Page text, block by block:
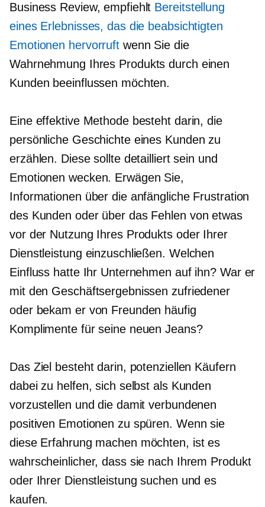
Business Review, empfiehlt Bereitstellung
eines Erlebnisses, das die beabsichtigten
Emotionen hervorruft wenn Sie die
Wahrnehmung Ihres Produkts durch einen
Kunden beeinflussen möchten.
Eine effektive Methode besteht darin, die
persönliche Geschichte eines Kunden zu
erzählen. Diese sollte detailliert sein und
Emotionen wecken. Erwägen Sie,
Informationen über die anfängliche Frustration
des Kunden oder über das Fehlen von etwas
vor der Nutzung Ihres Produkts oder Ihrer
Dienstleistung einzuschließen. Welchen
Einfluss hatte Ihr Unternehmen auf ihn? War er
mit den Geschäftsergebnissen zufriedener
oder bekam er von Freunden häufig
Komplimente für seine neuen Jeans?
Das Ziel besteht darin, potenziellen Käufern
dabei zu helfen, sich selbst als Kunden
vorzustellen und die damit verbundenen
positiven Emotionen zu spüren. Wenn sie
diese Erfahrung machen möchten, ist es
wahrscheinlicher, dass sie nach Ihrem Produkt
oder Ihrer Dienstleistung suchen und es
kaufen.